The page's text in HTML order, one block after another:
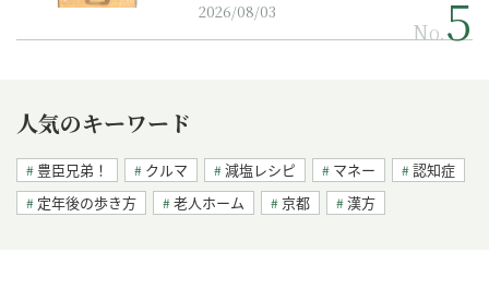
2026/08/03
No.
人気のキーワード
豊臣兄弟！ クルマ 減塩レシピ マネー
認知症
定年後の歩き方
老人ホーム 京都 漢方